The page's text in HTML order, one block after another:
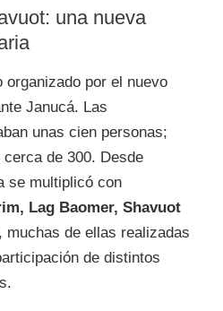
una nueva
organizado por el nuevo
Janucá. Las
unas cien personas;
de 300. Desde
se multiplicó con
Lag Baomer, Shavuot
muchas de ellas realizadas
de distintos